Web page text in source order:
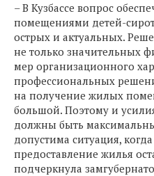
– В Кузбассе вопрос
помещениями детей-
острых и актуальных.
не только значительных
мер организационного
профессиональных
на получение жилых
большой. Поэтому и
должны быть
допустима ситуация,
предоставление жилья
подчеркнула